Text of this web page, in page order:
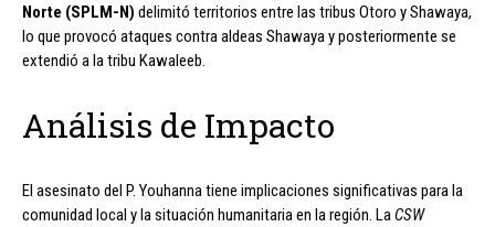
Norte (SPLM-N) delimitó territorios entre las tribus Otoro y Shawaya,
lo que provocó ataques contra aldeas Shawaya y posteriormente se
extendió a la tribu Kawaleeb.
Análisis de Impacto
El asesinato del P. Youhanna tiene implicaciones significativas para la
comunidad local y la situación humanitaria en la región. LaCSW